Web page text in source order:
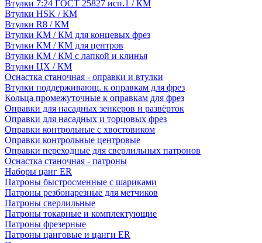
Втулки 7:24 ГОСТ 25827 исп.1 / КМ
Втулки HSK / КМ
Втулки R8 / КМ
Втулки КМ / КМ для концевых фрез
Втулки КМ / КМ для центров
Втулки КМ / КМ с лапкой и клинья
Втулки ЦХ / КМ
Оснастка станочная - оправки и втулки
Втулки поддерживающ. к оправкам для фрез
Кольца промежуточные к оправкам для фрез
Оправки для насадных зенкеров и развёрток
Оправки для насадных и торцовых фрез
Оправки контрольные с хвостовиком
Оправки контрольные центровые
Оправки переходные для сверлильных патронов
Оснастка станочная - патроны
Наборы цанг ER
Патроны быстросменные с шариками
Патроны резбонарезные для метчиков
Патроны сверлильные
Патроны токарные и комплектующие
Патроны фрезерные
Патроны цанговые и цанги ER